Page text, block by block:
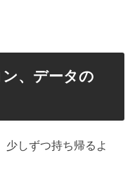
、データの
少しずつ持ち帰るよ